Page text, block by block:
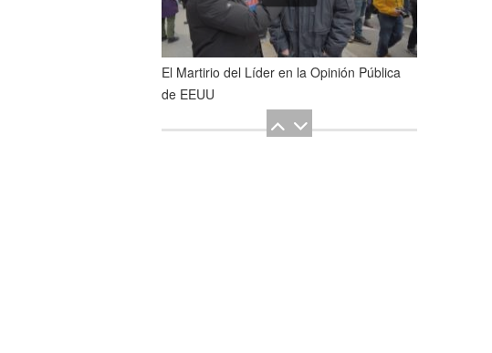
El Martirio del Líder en la Opinión Pública
de EEUU